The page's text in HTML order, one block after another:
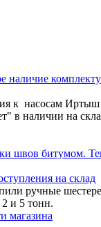
наличие
к насосам
в наличии на
швов битумом.
на склад
ручные
и 5 тонн.
магазина